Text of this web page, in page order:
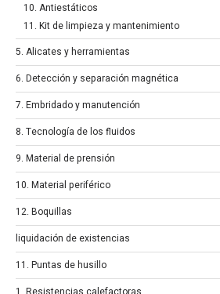
10. Antiestáticos
11. Kit de limpieza y mantenimiento
5. Alicates y herramientas
6. Detección y separación magnética
7. Embridado y manutención
8. Tecnología de los fluidos
9. Material de prensión
10. Material periférico
12. Boquillas
liquidación de existencias
11. Puntas de husillo